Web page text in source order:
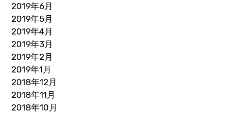
2019年6月
2019年5月
2019年4月
2019年3月
2019年2月
2019年1月
2018年12月
2018年11月
2018年10月